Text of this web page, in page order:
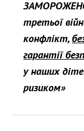
третьої
конфлікт,
гарантії
у наших
ризиком»